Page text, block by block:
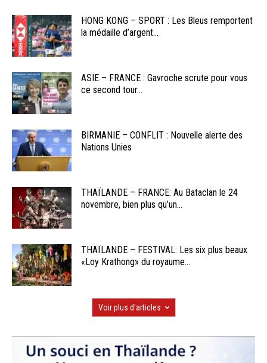
HONG KONG – SPORT : Les Bleus remportent
la médaille d’argent...
ASIE – FRANCE : Gavroche scrute pour vous
ce second tour...
BIRMANIE – CONFLIT : Nouvelle alerte des
Nations Unies
THAÏLANDE – FRANCE: Au Bataclan le 24
novembre, bien plus qu’un...
THAÏLANDE – FESTIVAL: Les six plus beaux
«Loy Krathong» du royaume...
Voir plus d'articles